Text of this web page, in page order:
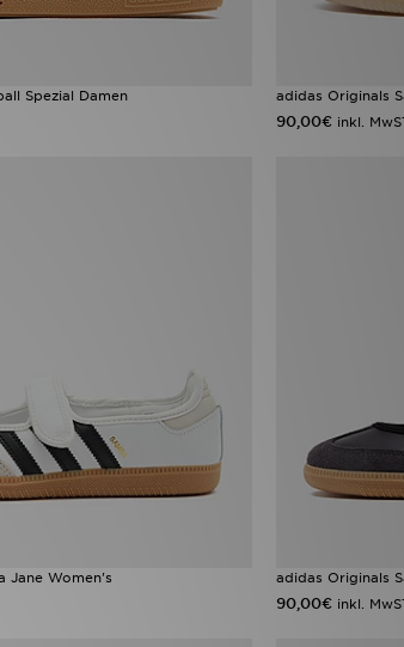
Spezial Damen adidas Originals
90,00€ inkl.
Jane Women's adidas Originals
90,00€ inkl.